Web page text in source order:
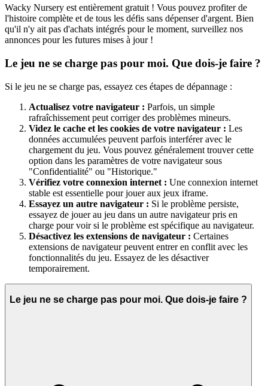
Wacky Nursery est entièrement gratuit ! Vous pouvez profiter de
l'histoire complète et de tous les défis sans dépenser d'argent. Bien
qu'il n'y ait pas d'achats intégrés pour le moment, surveillez nos
annonces pour les futures mises à jour !
Le jeu ne se charge pas pour moi. Que dois-je faire ?
Si le jeu ne se charge pas, essayez ces étapes de dépannage :
Actualisez votre navigateur : Parfois, un simple
rafraîchissement peut corriger des problèmes mineurs.
Videz le cache et les cookies de votre navigateur : Les
données accumulées peuvent parfois interférer avec le
chargement du jeu. Vous pouvez généralement trouver cette
option dans les paramètres de votre navigateur sous
"Confidentialité" ou "Historique."
Vérifiez votre connexion internet : Une connexion internet
stable est essentielle pour jouer aux jeux iframe.
Essayez un autre navigateur : Si le problème persiste,
essayez de jouer au jeu dans un autre navigateur pris en
charge pour voir si le problème est spécifique au navigateur.
Désactivez les extensions de navigateur : Certaines
extensions de navigateur peuvent entrer en conflit avec les
fonctionnalités du jeu. Essayez de les désactiver
temporairement.
Le jeu ne se charge pas pour moi. Que dois-je faire ?